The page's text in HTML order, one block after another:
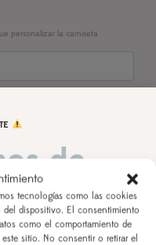
tecnologías como las cookies
dispositivo. El consentimiento
como el comportamiento de
sitio. No consentir o retirar el
personalizar la camiseta
de